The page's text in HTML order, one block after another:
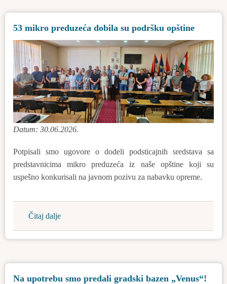
53 mikro preduzeća dobila su podršku opštine
Datum: 30.06.2026.
Potpisali smo ugovore o dodeli podsticajnih sredstava sa
predstavnicima mikro preduzeća iz naše opštine koji su
uspešno konkurisali na javnom pozivu za nabavku opreme.
Čitaj dalje
53
mikro
su
Na upotrebu smo predali gradski bazen „Venus“!